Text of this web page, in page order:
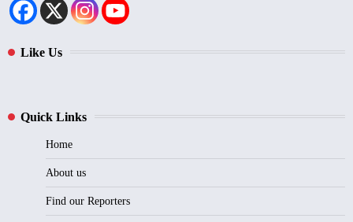
Like Us
Quick Links
Home
About us
Find our Reporters